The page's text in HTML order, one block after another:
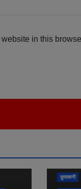
in this
कुराकानी